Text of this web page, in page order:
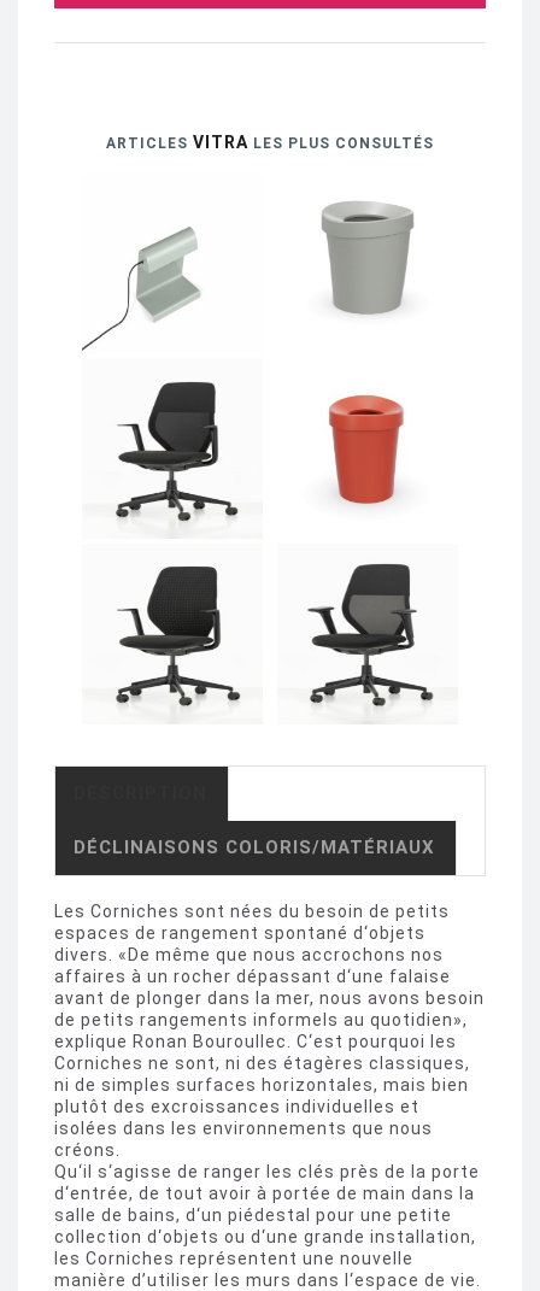
ARTICLES VITRA LES PLUS CONSULTÉS
DÉCLINAISONS COLORIS/MATÉRIAUX
Les Corniches sont nées du besoin de petits
espaces de rangement spontané d‘objets
divers. «De même que nous accrochons nos
affaires à un rocher dépassant d‘une falaise
avant de plonger dans la mer, nous avons besoin
de petits rangements informels au quotidien»,
explique Ronan Bouroullec. C‘est pourquoi les
Corniches ne sont, ni des étagères classiques,
ni de simples surfaces horizontales, mais bien
plutôt des excroissances individuelles et
isolées dans les environnements que nous
créons.
Qu‘il s‘agisse de ranger les clés près de la porte
d‘entrée, de tout avoir à portée de main dans la
salle de bains, d‘un piédestal pour une petite
collection d‘objets ou d‘une grande installation,
les Corniches représentent une nouvelle
manière d’utiliser les murs dans l‘espace de vie.